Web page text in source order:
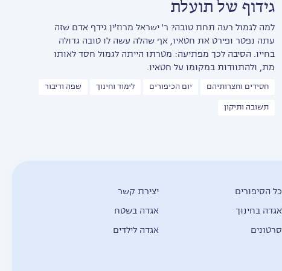
גידוף של תועלת
למה לגמול רעה תחת טובה? ר' ישראל מרוז'ין גידף אדם שזה
עתה נפטר ופירט את חטאיו, אף שהלה עשה לו טובה גדולה
בחייו. הסיבה לכך מפתיעה: מטרתו הייתה לגמול חסד לאותו
מת, ולהתוודות במקומו על חטאיו.
חסידים וחצרותיהם יום הכיפורים לימוד וחינוך שפה ודיבור
תשובה ותיקון
כל הסיפורים
יצירת קשר
אגדה בחינוך
אגדה בשטח
סרטונים אגדה לילדים